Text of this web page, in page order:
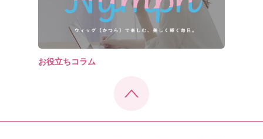
お役立ちコラム